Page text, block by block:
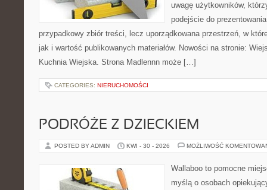
uwagę użytkowników,
podejście do
przypadkowy zbiór treści, lecz uporządkowana przestrzeń, w
jak i wartość publikowanych materiałów. Nowości na stronie:
Kuchnia Wiejska. Strona Madlennn może […]
CATEGORIES: NIERUCHOMOŚCI
PODRÓŻE Z DZIECKIEM
POSTED BY ADMIN KWI - 30 - 2026 MOŻLIWOŚĆ
Wallaboo to pomocne
myślą o osobach